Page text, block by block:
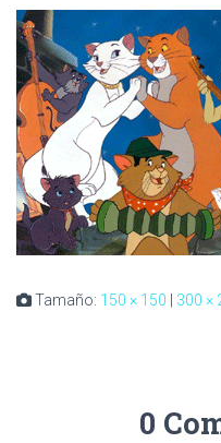
Tamaño: 150 × 150 300 ×
0